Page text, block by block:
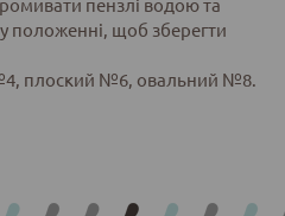
положенні, щоб зберегти
плоский №6, овальний №8.